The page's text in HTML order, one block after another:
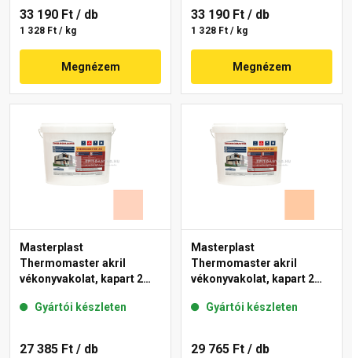
33 190 Ft / db
1 328 Ft / kg
Megnézem
33 190 Ft / db
1 328 Ft / kg
Megnézem
Masterplast
Thermomaster akril
vékonyvakolat, kapart 2
Gyártói készleten
27 385 Ft / db
Masterplast
Thermomaster akril
vékonyvakolat, kapart 2
Gyártói készleten
29 765 Ft / db